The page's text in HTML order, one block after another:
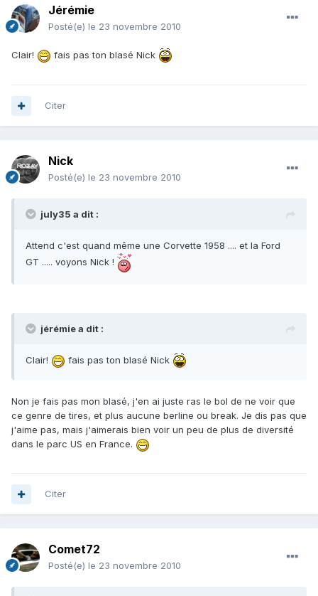
Jérémie
Posté(e) le 23 novembre 2010
Clair! fais pas ton blasé Nick
Citer
Nick
Posté(e) le 23 novembre 2010
july35 a dit :
Attend c'est quand même une Corvette 1958 .... et la Ford
GT ..... voyons Nick !
jérémie a dit :
Clair! fais pas ton blasé Nick
Non je fais pas mon blasé, j'en ai juste ras le bol de ne voir que
ce genre de tires, et plus aucune berline ou break. Je dis pas que
j'aime pas, mais j'aimerais bien voir un peu de plus de diversité
dans le parc US en France.
Citer
Comet72
Posté(e) le 23 novembre 2010